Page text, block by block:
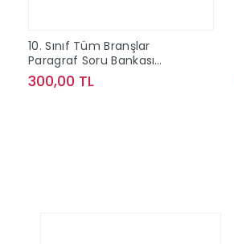
10. Sınıf Tüm Branşlar
Paragraf Soru Bankası
Editör Yayınları
300,00 TL